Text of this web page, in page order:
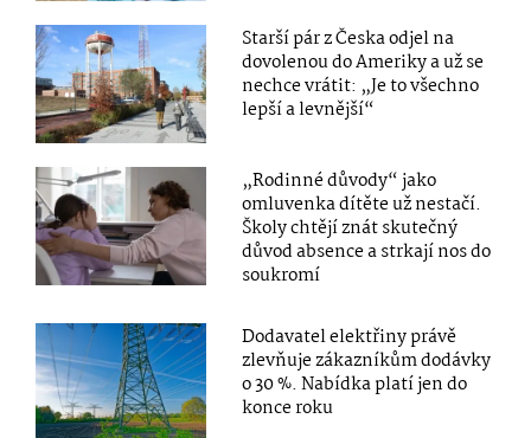
Starší pár z Česka odjel na
dovolenou do Ameriky a už se
nechce vrátit: „Je to všechno
lepší a levnější“
„Rodinné důvody“ jako
omluvenka dítěte už nestačí.
Školy chtějí znát skutečný
důvod absence a strkají nos do
soukromí
Dodavatel elektřiny právě
zlevňuje zákazníkům dodávky
o 30 %. Nabídka platí jen do
konce roku